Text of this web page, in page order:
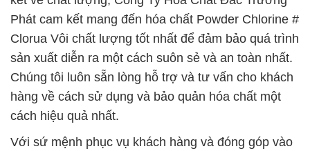
Phát cam kết mang đến hóa chất Powder Chlorine #
Clorua Vôi chất lượng tốt nhất để đảm bảo quá trình
sản xuất diễn ra một cách suôn sẻ và an toàn nhất.
Chúng tôi luôn sẵn lòng hỗ trợ và tư vấn cho khách
hàng về cách sử dụng và bảo quản hóa chất một
cách hiệu quả nhất.
Với sứ mệnh phục vụ khách hàng và đóng góp vào